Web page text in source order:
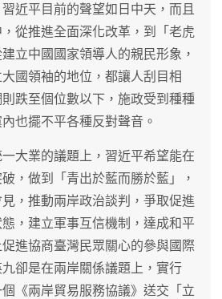
近平目前的聲望如日中天，而且
從推進全面深化改革，到「老虎
立中國國家領導人的親民形象，
國領袖的地位，都讓人刮目相
跌至個位數以下，施政受到種種
也擺不平各種反對聲音。
大業的議題上，習近平希望能在
，做到「青出於藍而勝於藍」，
，推動兩岸政治談判，爭取促進
，建立軍事互信機制，達成和平
進協商臺灣民眾關心的參與國際
卻是在兩岸關係議題上，實行
個《兩岸貿易服務協議》送交「立